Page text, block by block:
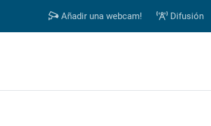
Añadir una webcam! Difusión